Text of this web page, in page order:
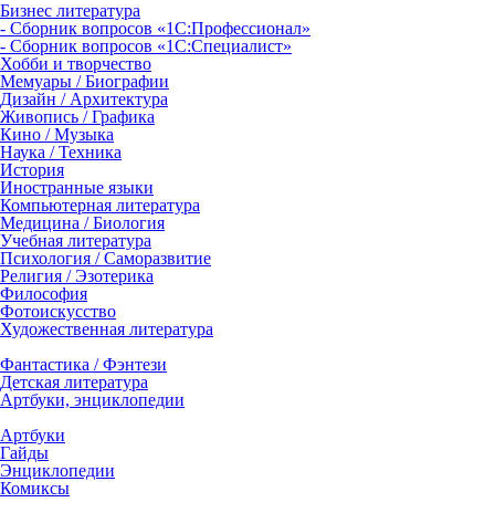
Бизнес литература
- Сборник вопросов «1С:Профессионал»
- Сборник вопросов «1С:Специалист»
Хобби и творчество
Мемуары / Биографии
Дизайн / Архитектура
Живопись / Графика
Кино / Музыка
Наука / Техника
История
Иностранные языки
Компьютерная литература
Медицина / Биология
Учебная литература
Психология / Саморазвитие
Религия / Эзотерика
Философия
Фотоискусство
Художественная литература
Фантастика / Фэнтези
Детская литература
Артбуки, энциклопедии
Артбуки
Гайды
Энциклопедии
Комиксы